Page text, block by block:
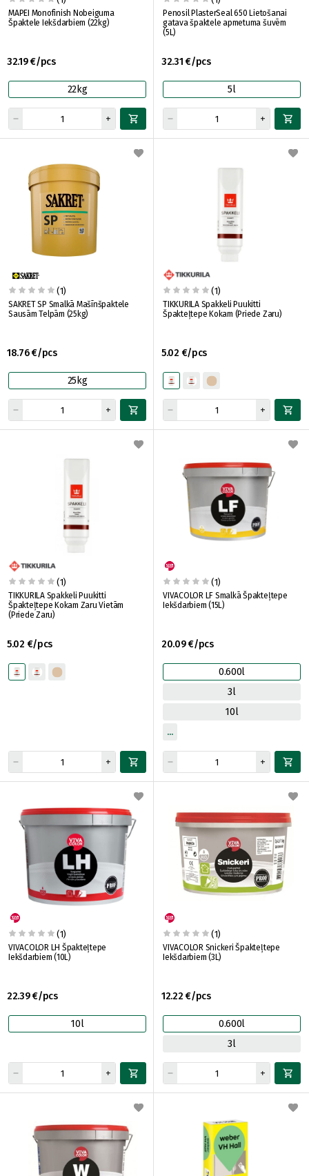
MAPEI Monofinish Nobeiguma
Špaktele Iekšdarbiem (22kg)
32.19 €/pcs
22kg
Penosil PlasterSeal 650 Lietošanai
gatava špaktele apmetuma šuvēm
(5L)
32.31 €/pcs
5l
(1)
SAKRET SP Smalkā Mašīnšpaktele
Sausām Telpām (25kg)
18.76 €/pcs
25kg
(1)
TIKKURILA Spakkeli Puukitti
Špakteļtepe Kokam (Priede Zaru)
5.02 €/pcs
(1)
TIKKURILA Spakkeli Puukitti
Špakteļtepe Kokam Zaru Vietām
(Priede Zaru)
5.02 €/pcs
(1)
VIVACOLOR LF Smalkā Špakteļtepe
Iekšdarbiem (15L)
20.09 €/pcs
0.600l
3l
10l
(1)
VIVACOLOR LH Špakteļtepe
Iekšdarbiem (10L)
22.39 €/pcs
10l
(1)
VIVACOLOR Snickeri Špakteļtepe
Iekšdarbiem (3L)
12.22 €/pcs
0.600l
3l